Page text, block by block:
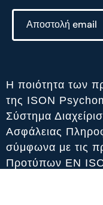
Αποστολή email
Η ποιότητα των
της ISON
Σύστημα
Ασφάλειας
σύμφωνα με τις
Προτύπων ΕΝ